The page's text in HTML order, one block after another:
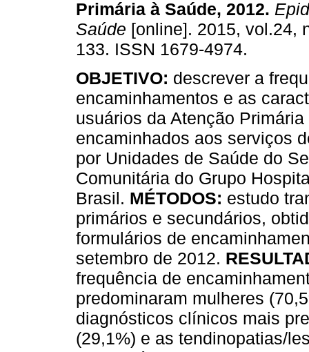
Primária à Saúde, 2012.
Saúde [online]. 2015, vol.24,
133. ISSN 1679-4974.
OBJETIVO: descrever a
encaminhamentos e as
usuários da Atenção
encaminhados aos serviços
por Unidades de Saúde do
Comunitária do Grupo
Brasil. MÉTODOS: estudo
primários e secundários,
formulários de
setembro de 2012.
frequência de
predominaram mulheres
diagnósticos clínicos mais
(29,1%) e as tendinopatias/